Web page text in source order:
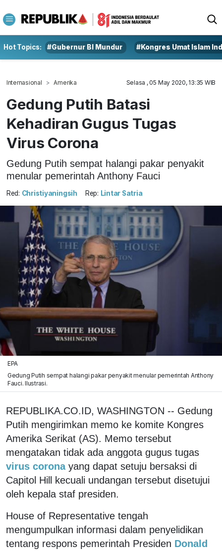
Hot Topics: #Gubernur BI Mundur #Kongres Umat Islam
Internasional Amerika Selasa , 05 May 2020, 13:35 WIB
Gedung Putih Batasi
Kehadiran Gugus Tugas
Virus Corona
Gedung Putih sempat halangi pakar penyakit
menular pemerintah Anthony Fauci
Red: Christiyaningsih Rep: Lintar Satria
EPA
Gedung Putih sempat halangi pakar penyakit menular pemerintah Anthony
Fauci. Ilustrasi.
REPUBLIKA.CO.ID, WASHINGTON -- Gedung
Putih mengirimkan memo ke komite Kongres
Amerika Serikat (AS). Memo tersebut
mengatakan tidak ada anggota gugus tugas
virus corona yang dapat setuju bersaksi di
Capitol Hill kecuali undangan tersebut disetujui
oleh kepala staf presiden.
House of Representative tengah
mengumpulkan informasi dalam penyelidikan
tentang respons pemerintah Presiden Donald